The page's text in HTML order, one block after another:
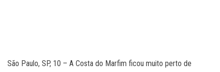
São Paulo, SP, 10 – A Costa do Marfim ficou muito perto de